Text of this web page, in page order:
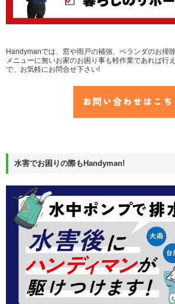
Handymanでは、窓や雨戸の補強、ベランダのお掃
メニューに無いお家のお困り事も軽作業であれば行
で、お気軽にお問合せ下さい!
水害でお困りの際もHandyman!